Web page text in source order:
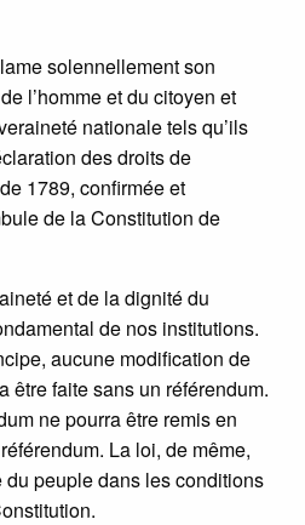
solennellement son
l’homme et du citoyen et
nationale tels qu’ils
des droits de
1789, confirmée et
de la Constitution de
et de la dignité du
de nos institutions.
aucune modification de
être faite sans un référendum.
ne pourra être remis en
La loi, de même,
peuple dans les conditions